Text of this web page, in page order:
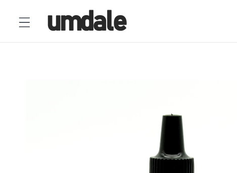
directamente
al contenido